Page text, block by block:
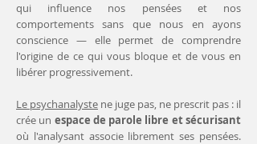
qui influence nos pensées et nos
comportements sans que nous en ayons
conscience — elle permet de comprendre
l'origine de ce qui vous bloque et de vous en
libérer progressivement.
Le psychanalyste ne juge pas, ne prescrit pas : il
crée un espace de parole libre et sécurisant
où l'analysant associe librement ses pensées.